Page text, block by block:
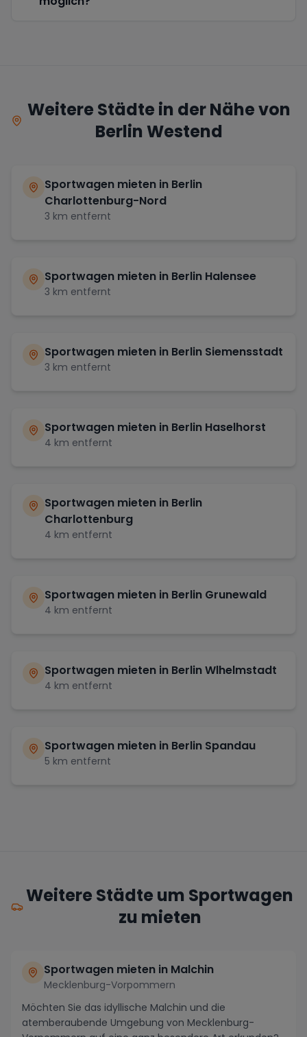
Weitere Städte in der Nähe von
Berlin Westend
Sportwagen mieten in Berlin
Charlottenburg-Nord
3 km entfernt
Sportwagen mieten in Berlin Halensee
3 km entfernt
Sportwagen mieten in Berlin Siemensstadt
3 km entfernt
Sportwagen mieten in Berlin Haselhorst
4 km entfernt
Sportwagen mieten in Berlin
Charlottenburg
4 km entfernt
Sportwagen mieten in Berlin Grunewald
4 km entfernt
Sportwagen mieten in Berlin Wlhelmstadt
4 km entfernt
Sportwagen mieten in Berlin Spandau
5 km entfernt
Weitere Städte um Sportwagen
zu mieten
Sportwagen mieten in Malchin
Mecklenburg-Vorpommern
Möchten Sie das idyllische Malchin und die
atemberaubende Umgebung von Mecklenburg-